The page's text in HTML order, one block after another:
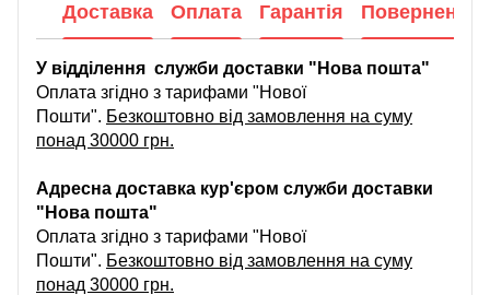
Доставка Оплата Гарантія Повернення
У відділення служби доставки "Нова пошта"
Оплата згідно з тарифами "Нової
Пошти". Безкоштовно від замовлення на суму
понад 30000 грн.
Адресна доставка кур'єром служби доставки
"Нова пошта"
Оплата згідно з тарифами "Нової
Пошти". Безкоштовно від замовлення на суму
понад 30000 грн.